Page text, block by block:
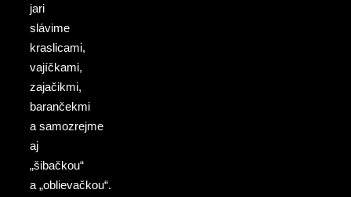
jari
slávime
kraslicami,
vajíčkami,
zajačikmi,
barančekmi
a samozrejme
aj
„šibačkou“
a „oblievačkou“.